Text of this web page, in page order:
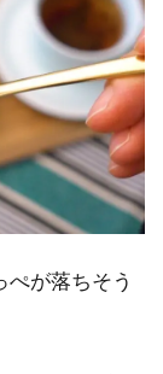
ぺが落ちそう